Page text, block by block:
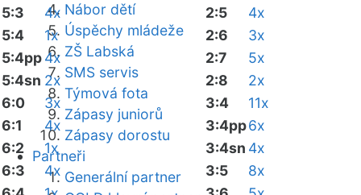
Nábor dětí
Úspěchy mládeže
ZŠ Labská
SMS servis
Týmová fota
Zápasy juniorů
Zápasy dorostu
Partneři
Generální partner
5:3
4x
5:4
1x
5:4pp4x
5:4sn 2x
6:0
3x
6:1
4x
6:2
1x
6:3
4x
2:5
4x
2:6
3x
2:7
5x
2:8
2x
3:4
11x
3:4pp6x
3:4sn 4x
3:5
8x